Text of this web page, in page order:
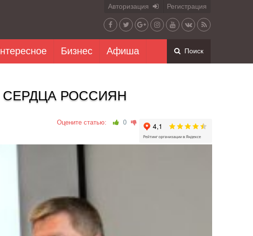
Авторизация Регистрация
Бизнес Афиша Поиск
СЕРДЦА РОССИЯН
Оцените статью: 0